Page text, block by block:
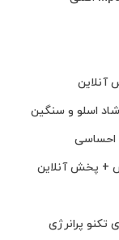
آنلاین
اسلو و سنگین
احساسی
+ پخش آنلاین
تکنو پرانرژی